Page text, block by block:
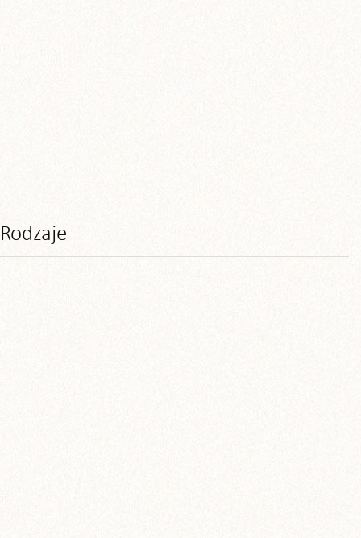
Rodzaje